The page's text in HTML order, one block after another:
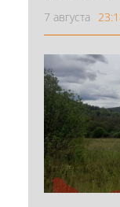
7 августа